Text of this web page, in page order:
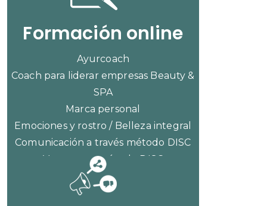
Formación online
Ayurcoach
Coach para liderar empresas Beauty &
SPA
Marca personal
Emociones y rostro / Belleza integral
Comunicación a través método DISC
Ventas con método DISC
CONSULTAR PRECIOS